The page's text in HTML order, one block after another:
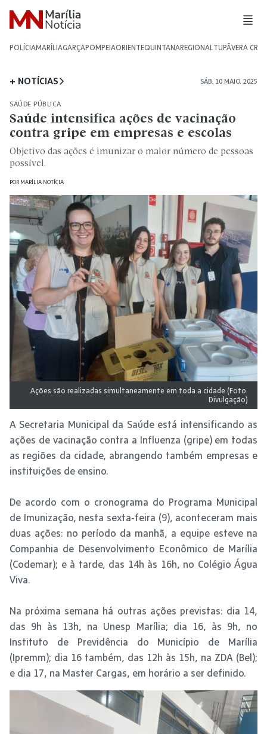
POLÍCIAMARÍLIAGARÇAPOMPEIAORIENTEQUINTANAREGIONALTUPÃVERA CRUZ
+ NOTÍCIAS SÁB. 10 MAIO. 2025
SAÚDE PÚBLICA
Saúde intensifica ações de vacinação
contra gripe em empresas e escolas
Objetivo das ações é imunizar o maior número de pessoas
possível.
POR MARÍLIA NOTÍCIA
Ações são realizadas simultaneamente em toda a cidade (Foto:
Divulgação)
A Secretaria Municipal da Saúde está intensificando as
ações de vacinação contra a Influenza (gripe) em todas
as regiões da cidade, abrangendo também empresas e
instituições de ensino.
De acordo com o cronograma do Programa Municipal
de Imunização, nesta sexta-feira (9), aconteceram mais
duas ações: no período da manhã, a equipe esteve na
Companhia de Desenvolvimento Econômico de Marília
(Codemar); e à tarde, das 14h às 16h, no Colégio Água
Viva.
Na próxima semana há outras ações previstas: dia 14,
das 9h às 13h, na Unesp Marília; dia 16, às 9h, no
Instituto de Previdência do Município de Marília
(Ipremm); dia 16 também, das 12h às 15h, na ZDA (Bel);
e dia 17, na Master Cargas, em horário a ser definido.